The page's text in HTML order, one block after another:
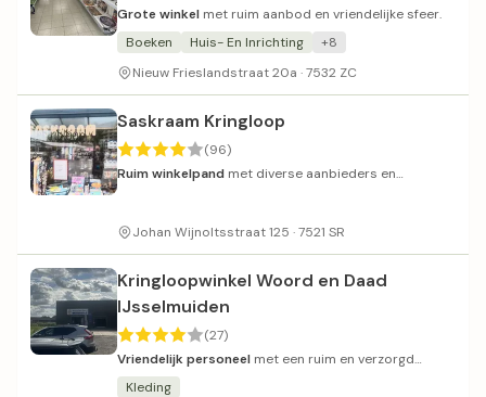
Grote winkel met ruim aanbod en vriendelijke sfeer.
Boeken
Huis- En Inrichting
+8
Nieuw Frieslandstraat 20a · 7532 ZC
Saskraam Kringloop
(96)
Ruim winkelpand met diverse aanbieders en
Johan Wijnoltsstraat 125 · 7521 SR
Kringloopwinkel Woord en Daad
IJsselmuiden
(27)
Vriendelijk personeel met een ruim en verzorgd
aanbod tegen eerlijke prijzen.
Kleding